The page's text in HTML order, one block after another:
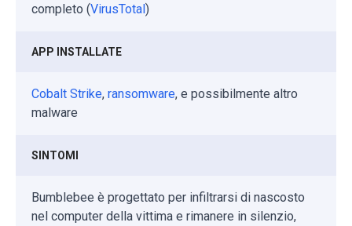
completo (VirusTotal)
APP INSTALLATE
Cobalt Strike, ransomware, e possibilmente altro
malware
SINTOMI
Bumblebee è progettato per infiltrarsi di nascosto
nel computer della vittima e rimanere in silenzio,